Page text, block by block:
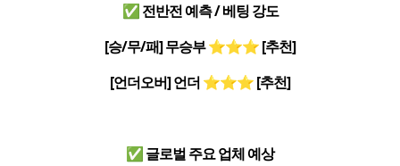
✅ 전반전 예측 / 베팅 강도
[승/무/패] 무승부 ⭐⭐⭐ [추천]
[언더오버] 언더 ⭐⭐⭐ [추천]
✅ 글로벌 주요 업체 예상